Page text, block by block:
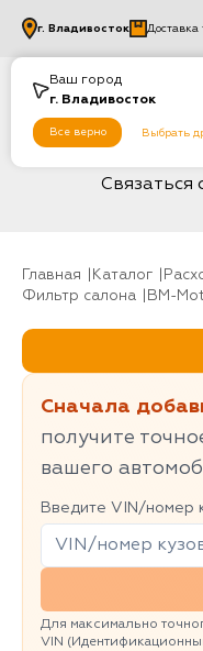
Ваш город
г. Владивосток
Все верно Выбрать
г. Владивосток
Связаться
Главная Каталог
Фильтр салона
BM-
Сначала
получите
вашего
Введите VIN/номер
Для максимально
VIN